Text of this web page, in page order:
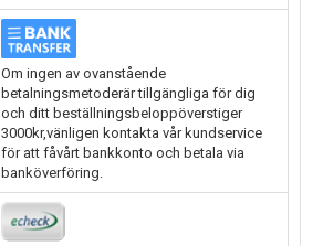
Om ingen av ovanstående
betalningsmetoderär tillgängliga för dig
och ditt beställningsbeloppöverstiger
3000kr,vänligen kontakta vår kundservice
för att fåvårt bankkonto och betala via
banköverföring.